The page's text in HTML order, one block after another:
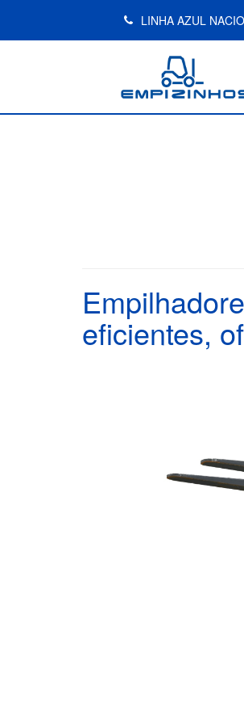
LINHA AZUL
eficientes,